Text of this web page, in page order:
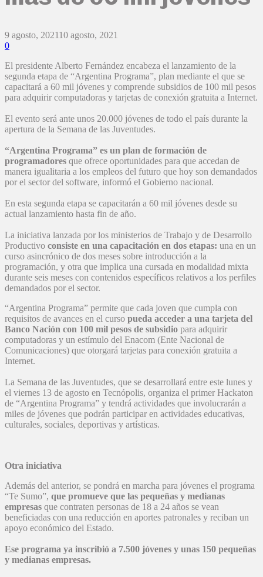
9 agosto, 202110 agosto, 2021
0
El presidente Alberto Fernández encabeza el lanzamiento de la
segunda etapa de “Argentina Programa”, plan mediante el que se
capacitará a 60 mil jóvenes y comprende subsidios de 100 mil pesos
para adquirir computadoras y tarjetas de conexión gratuita a Internet.
El evento será ante unos 20.000 jóvenes de todo el país durante la
apertura de la Semana de las Juventudes.
“Argentina Programa” es un plan de formación de
programadores que ofrece oportunidades para que accedan de
manera igualitaria a los empleos del futuro que hoy son demandados
por el sector del software, informó el Gobierno nacional.
En esta segunda etapa se capacitarán a 60 mil jóvenes desde su
actual lanzamiento hasta fin de año.
La iniciativa lanzada por los ministerios de Trabajo y de Desarrollo
Productivo consiste en una capacitación en dos etapas: una en un
curso asincrónico de dos meses sobre introducción a la
programación, y otra que implica una cursada en modalidad mixta
durante seis meses con contenidos específicos relativos a los perfiles
demandados por el sector.
“Argentina Programa” permite que cada joven que cumpla con
requisitos de avances en el curso pueda acceder a una tarjeta del
Banco Nación con 100 mil pesos de subsidio para adquirir
computadoras y un estímulo del Enacom (Ente Nacional de
Comunicaciones) que otorgará tarjetas para conexión gratuita a
Internet.
La Semana de las Juventudes, que se desarrollará entre este lunes y
el viernes 13 de agosto en Tecnópolis, organiza el primer Hackaton
de “Argentina Programa” y tendrá actividades que involucrarán a
miles de jóvenes que podrán participar en actividades educativas,
culturales, sociales, deportivas y artísticas.
Otra iniciativa
Además del anterior, se pondrá en marcha para jóvenes el programa
“Te Sumo”, que promueve que las pequeñas y medianas
empresas que contraten personas de 18 a 24 años se vean
beneficiadas con una reducción en aportes patronales y reciban un
apoyo económico del Estado.
Ese programa ya inscribió a 7.500 jóvenes y unas 150 pequeñas
y medianas empresas.